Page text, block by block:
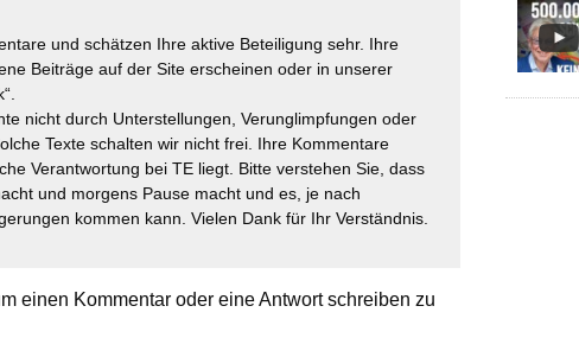
und schätzen Ihre aktive Beteiligung sehr. Ihre
Beiträge auf der Site erscheinen oder in unserer
nicht durch Unterstellungen, Verunglimpfungen oder
Texte schalten wir nicht frei. Ihre Kommentare
Verantwortung bei TE liegt. Bitte verstehen Sie, dass
und morgens Pause macht und es, je nach
kommen kann. Vielen Dank für Ihr Verständnis.
einen Kommentar oder eine Antwort schreiben zu